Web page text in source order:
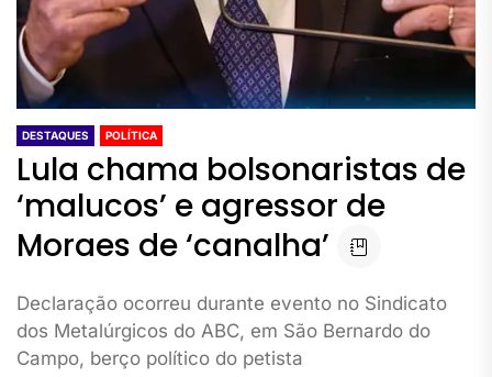
DESTAQUES POLÍTICA
Lula chama bolsonaristas de
‘malucos’ e agressor de
Moraes de ‘canalha’
Declaração ocorreu durante evento no Sindicato
dos Metalúrgicos do ABC, em São Bernardo do
Campo, berço político do petista